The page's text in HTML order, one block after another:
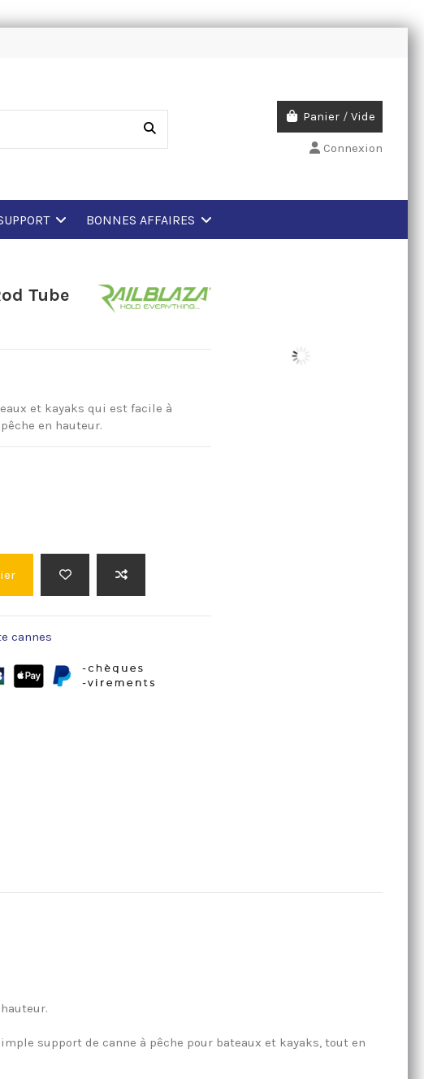
Panier /Vide
Connexion
BONNES AFFAIRES
Tube
et kayaks qui est facile à
en hauteur.
cannes
support de canne à pêche pour bateaux et kayaks, tout en